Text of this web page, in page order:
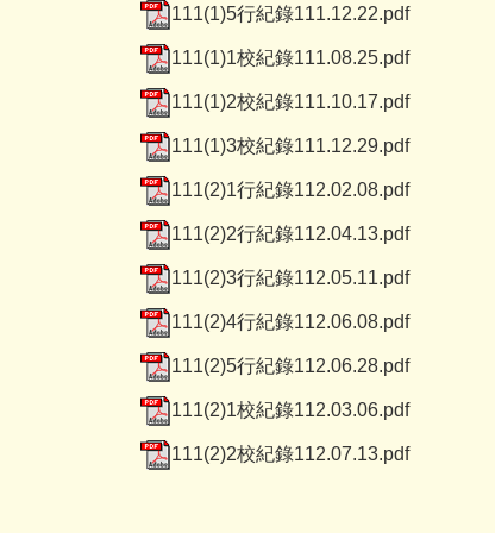
111(1)5行紀錄111.12.22.pdf
111(1)1校紀錄111.08.25.pdf
111(1)2校紀錄111.10.17.pdf
111(1)3校紀錄111.12.29.pdf
111(2)1行紀錄112.02.08.pdf
111(2)2行紀錄112.04.13.pdf
111(2)3行紀錄112.05.11.pdf
111(2)4行紀錄112.06.08.pdf
111(2)5行紀錄112.06.28.pdf
111(2)1校紀錄112.03.06.pdf
111(2)2校紀錄112.07.13.pdf